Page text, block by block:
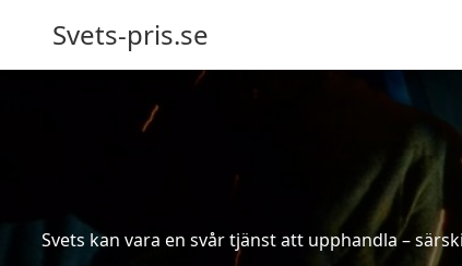
Svets-pris.se
Svets kan vara en svår tjänst att upphandla –